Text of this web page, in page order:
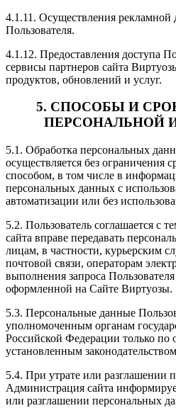
4.1.11. Осуществления рекламной
Пользователя.
4.1.12. Предоставления доступа
сервисы партнеров сайта
продуктов, обновлений и услуг.
5. СПОСОБЫ И
ПЕРСОНАЛЬНОЙ
5.1. Обработка персональных
осуществляется без ограничения
способом, в том числе в
персональных данных с
автоматизации или без
5.2. Пользователь соглашается с
сайта вправе передавать
лицам, в частности, курьерским
почтовой связи, операторам
выполнения запроса Пользователя
оформленной на Сайте Виртуозы.
5.3. Персональные данные
уполномоченным органам
Российской Федерации только по
установленным
5.4. При утрате или разглашении
Администрация сайта
или разглашении персональных